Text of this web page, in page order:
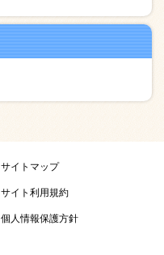
サイトマップ
サイト利用規約
個人情報保護方針